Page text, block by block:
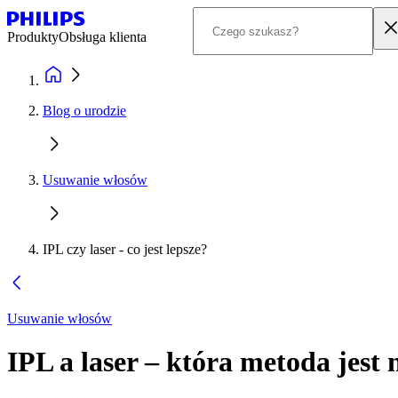
ProduktyObsługa klienta
Blog o urodzie
Usuwanie włosów
IPL czy laser - co jest lepsze?
Usuwanie włosów
IPL a laser – która metoda jest